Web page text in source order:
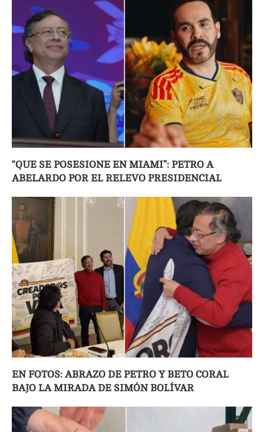
“QUE SE POSESIONE EN MIAMI”: PETRO A
ABELARDO POR EL RELEVO PRESIDENCIAL
EN FOTOS: ABRAZO DE PETRO Y BETO CORAL
BAJO LA MIRADA DE SIMÓN BOLÍVAR